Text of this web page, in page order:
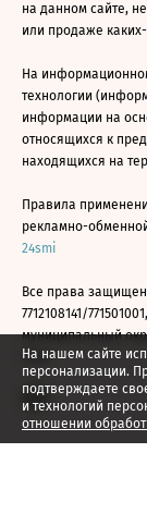
На нашем сайте
персонализации.
подтверждаете
и технологий
отношении
на данном сайте,
или продаже
На
технологии
информации на
относящихся к
находящихся на
Правила
рекламно-
24smi
Все права
7712108141/
муниципальный
2026